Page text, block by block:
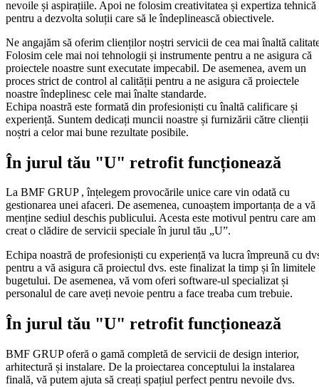
nevoile și aspirațiile. Apoi ne folosim creativitatea și expertiza tehnică
pentru a dezvolta soluții care să le îndeplinească obiectivele.
Ne angajăm să oferim clienților noștri servicii de cea mai înaltă
Folosim cele mai noi tehnologii și instrumente pentru a ne asigura că
proiectele noastre sunt executate impecabil. De asemenea, avem un
proces strict de control al calității pentru a ne asigura că proiectele
noastre îndeplinesc cele mai înalte standarde.
Echipa noastră este formată din profesioniști cu înaltă calificare și
experiență. Suntem dedicați muncii noastre și furnizării către clienții
noștri a celor mai bune rezultate posibile.
În jurul tău "U" retrofit funcționează
La BMF GRUP , înțelegem provocările unice care vin odată cu
gestionarea unei afaceri. De asemenea, cunoaștem importanța de a vă
menține sediul deschis publicului. Acesta este motivul pentru care am
creat o clădire de servicii speciale în jurul tău „U”.
Echipa noastră de profesioniști cu experiență va lucra împreună cu
pentru a vă asigura că proiectul dvs. este finalizat la timp și în limitele
bugetului. De asemenea, vă vom oferi software-ul specializat și
personalul de care aveți nevoie pentru a face treaba cum trebuie.
În jurul tău "U" retrofit funcționează
BMF GRUP oferă o gamă completă de servicii de design interior,
arhitectură și instalare. De la proiectarea conceptului la instalarea
finală, vă putem ajuta să creați spațiul perfect pentru nevoile dvs.